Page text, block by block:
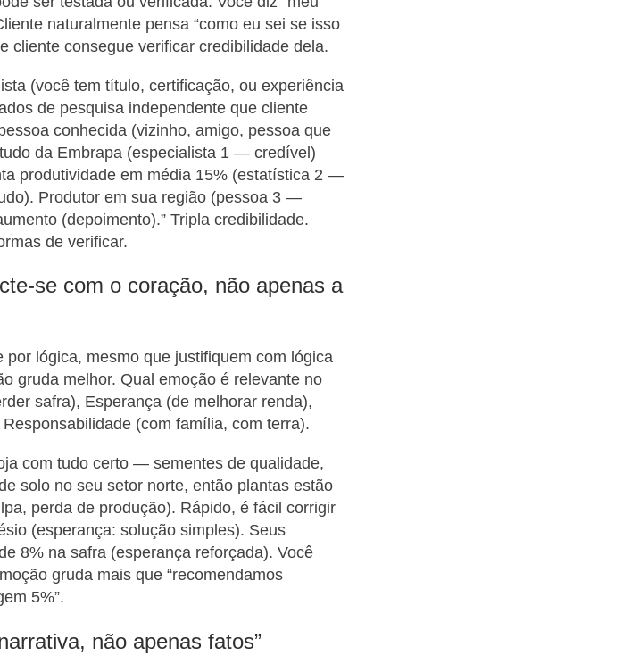
naturalmente pensa “como eu sei se isso
cliente consegue verificar credibilidade dela.
(você tem título, certificação, ou experiência
de pesquisa independente que cliente
conhecida (vizinho, amigo, pessoa que
da Embrapa (especialista 1 — credível)
produtividade em média 15% (estatística 2 —
Produtor em sua região (pessoa 3 —
(depoimento).” Tripla credibilidade.
de verificar.
se com o coração, não apenas a
lógica, mesmo que justifiquem com lógica
gruda melhor. Qual emoção é relevante no
safra), Esperança (de melhorar renda),
(com família, com terra).
com tudo certo — sementes de qualidade,
solo no seu setor norte, então plantas estão
perda de produção). Rápido, é fácil corrigir
(esperança: solução simples). Seus
8% na safra (esperança reforçada). Você
gruda mais que “recomendamos
5%”.
não apenas fatos”